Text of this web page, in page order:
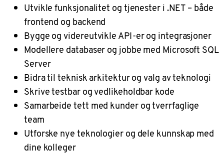
Utvikle funksjonalitet og tjenester i .NET – både
frontend og backend
Bygge og videreutvikle API-er og integrasjoner
Modellere databaser og jobbe med Microsoft SQL
Server
Bidra til teknisk arkitektur og valg av teknologi
Skrive testbar og vedlikeholdbar kode
Samarbeide tett med kunder og tverrfaglige
team
Utforske nye teknologier og dele kunnskap med
dine kolleger